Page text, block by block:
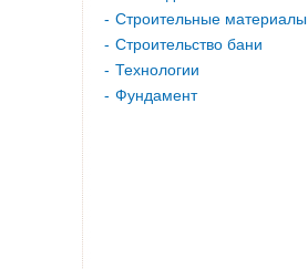
Строительные материалы
Строительство бани
Технологии
Фундамент